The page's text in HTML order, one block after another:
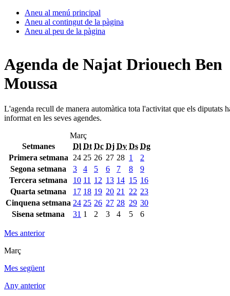
Aneu al menú principal
Aneu al contingut de la pàgina
Aneu al peu de la pàgina
Agenda de Najat Driouech Ben
Moussa
L'agenda recull de manera automàtica tota l'activitat que els diputats
informat en les seves agendes.
Març
Setmanes
Dl Dt Dc Dj Dv Ds Dg
Primera setmana
24 25 26 27 28 1
2
Segona setmana
3 4 5 6 7 8
9
Tercera setmana
10 11 12 13 14 15 16
Quarta setmana
17 18 19 20 21 22 23
Cinquena setmana 24 25 26 27 28 29 30
Sisena setmana
31 1 2 3 4 5 6
Mes anterior
Març
Mes següent
Any anterior